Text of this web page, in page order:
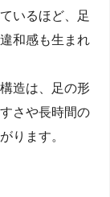
いるほど、足
和感も生まれ
造は、足の形
さや長時間の
ります。